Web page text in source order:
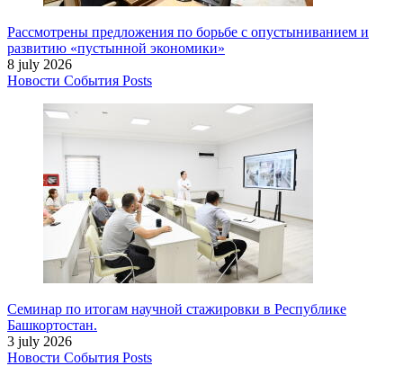
Рассмотрены предложения по борьбе с опустыниванием и
развитию «пустынной экономики»
8 july 2026
Новости События Posts
Семинар по итогам научной стажировки в Республике
Башкортостан.
3 july 2026
Новости События Posts